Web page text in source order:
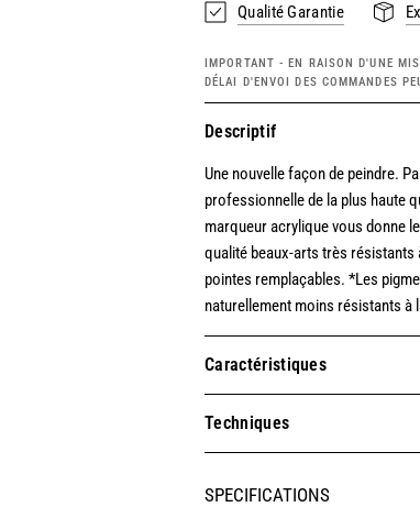
Qualité Garantie
IMPORTANT - EN RAISON D'UNE
DÉLAI D'ENVOI DES COMMANDES
Descriptif
Une nouvelle façon de peindre.
professionnelle de la plus haute
marqueur acrylique vous donne
qualité beaux-arts très résistants
pointes remplaçables. *Les
naturellement moins résistants à
Caractéristiques
Techniques
SPECIFICATIONS